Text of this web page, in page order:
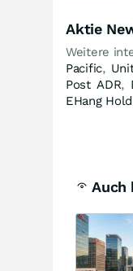
Aktie
Weitere
Pacific,
Post ADR,
EHang
Auch